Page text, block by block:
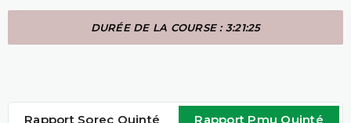
DURÉE DE LA COURSE : 3:21:25
Rapport Sorec Quinté Rapport Pmu Quinté